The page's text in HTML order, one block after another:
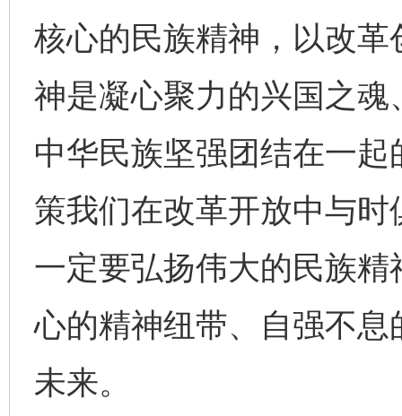
核心的民族精神，以改
神是凝心聚力的兴国之
中华民族坚强团结在一
策我们在改革开放中与
一定要弘扬伟大的民族
心的精神纽带、自强不
未来。